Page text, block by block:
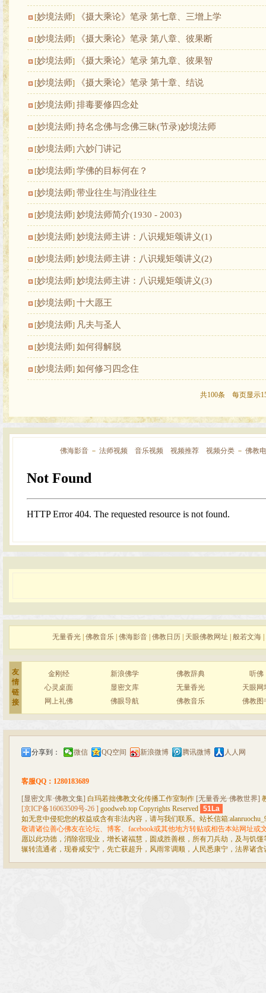
[妙境法师] 《摄大乘论》笔录 第七章、三增上学
[妙境法师] 《摄大乘论》笔录 第八章、彼果断
[妙境法师] 《摄大乘论》笔录 第九章、彼果智
[妙境法师] 《摄大乘论》笔录 第十章、结说
[妙境法师] 排毒要修四念处
[妙境法师] 持名念佛与念佛三昧(节录)妙境法师
[妙境法师] 六妙门讲记
[妙境法师] 学佛的目标何在？
[妙境法师] 带业往生与消业往生
[妙境法师] 妙境法师简介(1930 - 2003)
[妙境法师] 妙境法师主讲：八识规矩颂讲义(1)
[妙境法师] 妙境法师主讲：八识规矩颂讲义(2)
[妙境法师] 妙境法师主讲：八识规矩颂讲义(3)
[妙境法师] 十大愿王
[妙境法师] 凡夫与圣人
[妙境法师] 如何得解脱
[妙境法师] 如何修习四念住
共100条 每页显示
佛海影音 － 法师视频 音乐视频 视频推荐 视频分类 － 佛教
无量香光 佛教音乐 佛海影音 佛教日历 天眼佛教网址 般若文海
友
情
链
接
金刚经 新浪佛学 佛教辞典
听佛
心灵桌面
显密文库 无量香光
天眼网
网上礼佛
佛眼导航 佛教音乐 佛教图
分享到： 微信 QQ空间 新浪微博 腾讯微博 人人网
客服QQ：1280183689
[显密文库·佛教文集] 白玛若拙佛教文化传播工作室制作 [无量香光·佛教世界]
[京ICP备16063509号-26 ] goodweb.top Copyrights Reserved 51La
如无意中侵犯您的权益或含有非法内容，请与我们联系。站长信箱
敬请诸位善心佛友在论坛、博客、facebook或其他地方转贴或相告本站网址或
愿以此功德，消除宿现业，增长诸福慧，圆成胜善根，所有刀兵劫，及与饥
辗转流通者，现眷咸安宁，先亡获超升，风雨常调顺，人民悉康宁，法界诸含